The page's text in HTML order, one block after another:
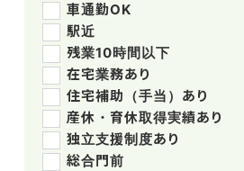
車通勤OK
駅近
残業10時間以下
在宅業務あり
住宅補助（手当）あり
産休・育休取得実績あり
独立支援制度あり
総合門前